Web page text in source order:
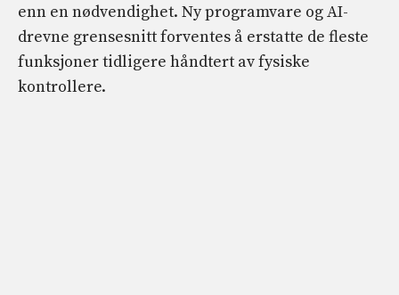
enn en nødvendighet. Ny programvare og AI-
drevne grensesnitt forventes å erstatte de fleste
funksjoner tidligere håndtert av fysiske
kontrollere.